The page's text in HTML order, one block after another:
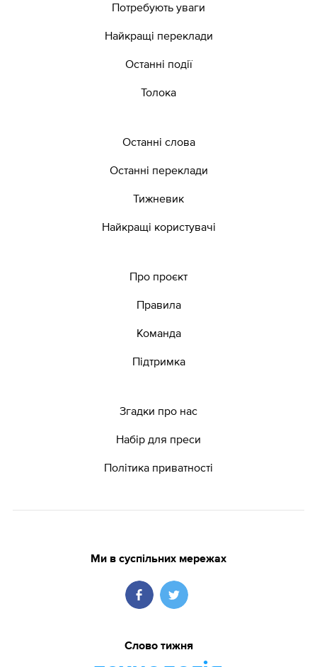
Потребують уваги
Найкращі переклади
Останні події
Толока
Останні слова
Останні переклади
Тижневик
Найкращі користувачі
Про проєкт
Правила
Команда
Підтримка
Згадки про нас
Набір для преси
Політика приватності
Ми в суспільних мережах
Слово тижня